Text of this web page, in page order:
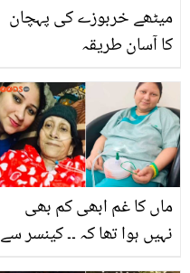
میٹھے خربوزے کی پہچان
کا آسان طریقہ
ماں کا غم ابھی کم بھی
نہیں ہوا تھا کہ ۔۔ کینسر سے